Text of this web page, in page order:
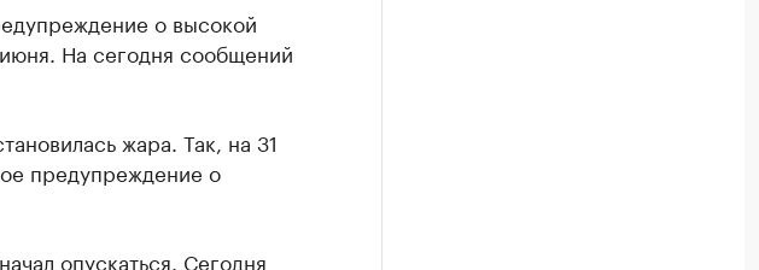
о высокой
На сегодня сообщений
жара. Так, на 31
предупреждение о
опускаться. Сегодня